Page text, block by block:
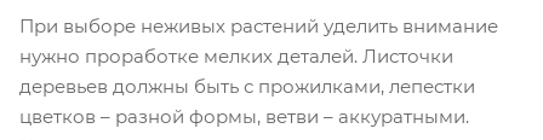
При выборе неживых растений уделить внимание
нужно проработке мелких деталей. Листочки
деревьев должны быть с прожилками, лепестки
цветков – разной формы, ветви – аккуратными.